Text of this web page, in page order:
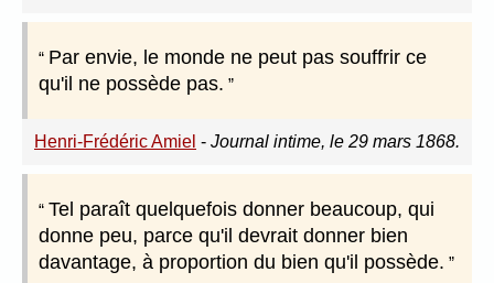
Par envie, le monde ne peut pas souffrir ce
qu'il ne possède pas.
Henri-Frédéric Amiel - Journal intime, le 29 mars 1868.
Tel paraît quelquefois donner beaucoup, qui
donne peu, parce qu'il devrait donner bien
davantage, à proportion du bien qu'il possède.